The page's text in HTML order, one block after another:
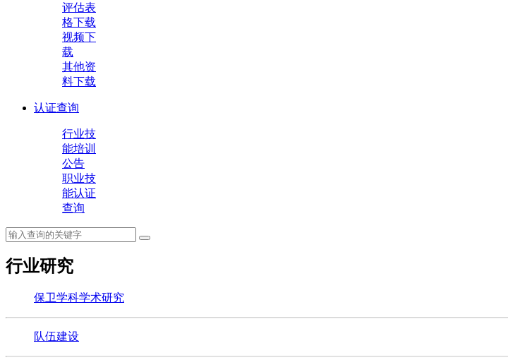
评估表
格下载
视频下
载
其他资
料下载
认证查询
行业技
能培训
公告
职业技
能认证
查询
行业研究
保卫学科学术研究
队伍建设